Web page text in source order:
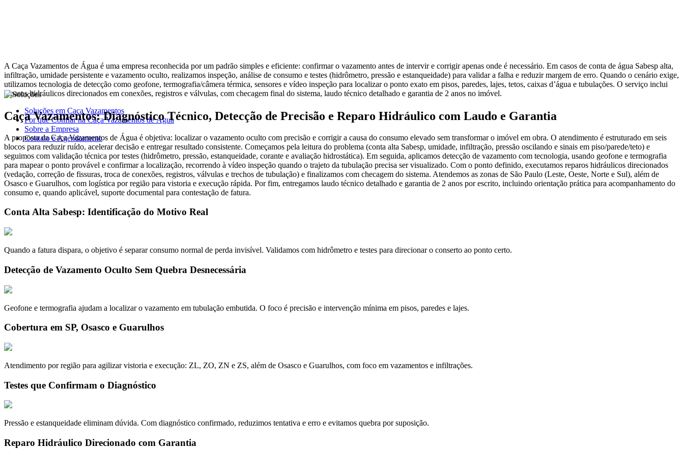
A Caça Vazamentos de Água é uma empresa reconhecida por um padrão simples e eficiente: confirmar o vazamento antes de intervir e corrigir apenas onde é necessário. Em casos de conta de água Sabesp alta,
infiltração, umidade persistente e vazamento oculto, realizamos inspeção, análise de consumo e testes (hidrômetro, pressão e estanqueidade) para validar a falha e reduzir margem de erro. Quando o cenário exige,
utilizamos tecnologia de detecção como geofone, termografia/câmera térmica, sensores e vídeo inspeção para localizar o ponto exato em pisos, paredes, lajes, tetos, caixas d’água e tubulações. O serviço inclui
reparos hidráulicos direcionados em conexões, registros e válvulas, com checagem final do sistema, laudo técnico detalhado e garantia de 2 anos no imóvel.
Soluções em Caça Vazamentos
Por que Confiar na Caça Vazamentos de Água
Sobre a Empresa
Contato e Agendamento
Caça Vazamentos: Diagnóstico Técnico, Detecção de Precisão e Reparo Hidráulico com Laudo e Garantia
A proposta da Caça Vazamentos de Água é objetiva: localizar o vazamento oculto com precisão e corrigir a causa do consumo elevado sem transformar o imóvel em obra. O atendimento é estruturado em seis
blocos para reduzir ruído, acelerar decisão e entregar resultado consistente. Começamos pela leitura do problema (conta alta Sabesp, umidade, infiltração, pressão oscilando e sinais em piso/parede/teto) e
seguimos com validação técnica por testes (hidrômetro, pressão, estanqueidade, corante e avaliação hidrostática). Em seguida, aplicamos detecção de vazamento com tecnologia, usando geofone e termografia
para mapear o ponto provável e confirmar a localização, recorrendo à vídeo inspeção quando o trajeto da tubulação precisa ser visualizado. Com o ponto definido, executamos reparos hidráulicos direcionados
(vedação, correção de fissuras, troca de conexões, registros, válvulas e trechos de tubulação) e finalizamos com checagem do sistema. Atendemos as zonas de São Paulo (Leste, Oeste, Norte e Sul), além de
Osasco e Guarulhos, com logística por região para vistoria e execução rápida. Por fim, entregamos laudo técnico detalhado e garantia de 2 anos por escrito, incluindo orientação prática para acompanhamento do
consumo e, quando aplicável, suporte documental para contestação de fatura.
Conta Alta Sabesp: Identificação do Motivo Real
Quando a fatura dispara, o objetivo é separar consumo normal de perda invisível. Validamos com hidrômetro e testes para direcionar o conserto ao ponto certo.
Detecção de Vazamento Oculto Sem Quebra Desnecessária
Geofone e termografia ajudam a localizar o vazamento em tubulação embutida. O foco é precisão e intervenção mínima em pisos, paredes e lajes.
Cobertura em SP, Osasco e Guarulhos
Atendimento por região para agilizar vistoria e execução: ZL, ZO, ZN e ZS, além de Osasco e Guarulhos, com foco em vazamentos e infiltrações.
Testes que Confirmam o Diagnóstico
Pressão e estanqueidade eliminam dúvida. Com diagnóstico confirmado, reduzimos tentativa e erro e evitamos quebra por suposição.
Reparo Hidráulico Direcionado com Garantia